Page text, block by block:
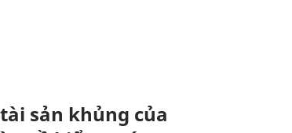
sản khủng của